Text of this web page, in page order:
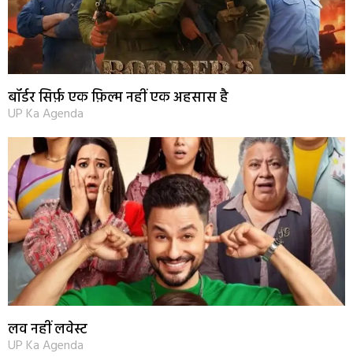
बॉर्डर सिर्फ़ एक फ़िल्म नहीं एक अहसास है
UP Ka Agenda
लव नहीं लवेस्ट
UP Ka Agenda